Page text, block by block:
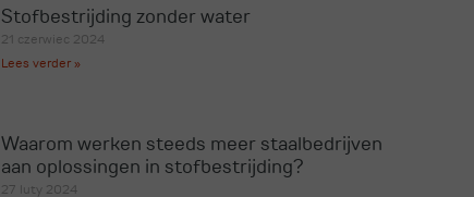
Stofbestrijding zonder water
21 czerwiec 2024
Lees verder »
Waarom werken steeds meer staalbedrijven
aan oplossingen in stofbestrijding?
27 luty 2024